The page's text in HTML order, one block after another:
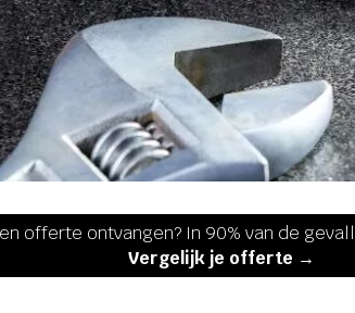
offerte ontvangen? In 90% van de
Vergelijk je offerte →